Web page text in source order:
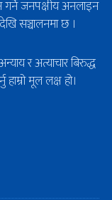
गर्ने जनपक्षीय अनलाइन
सञ्चालनमा छ ।
र अत्याचार बिरुद्ध
मूल लक्ष हो।